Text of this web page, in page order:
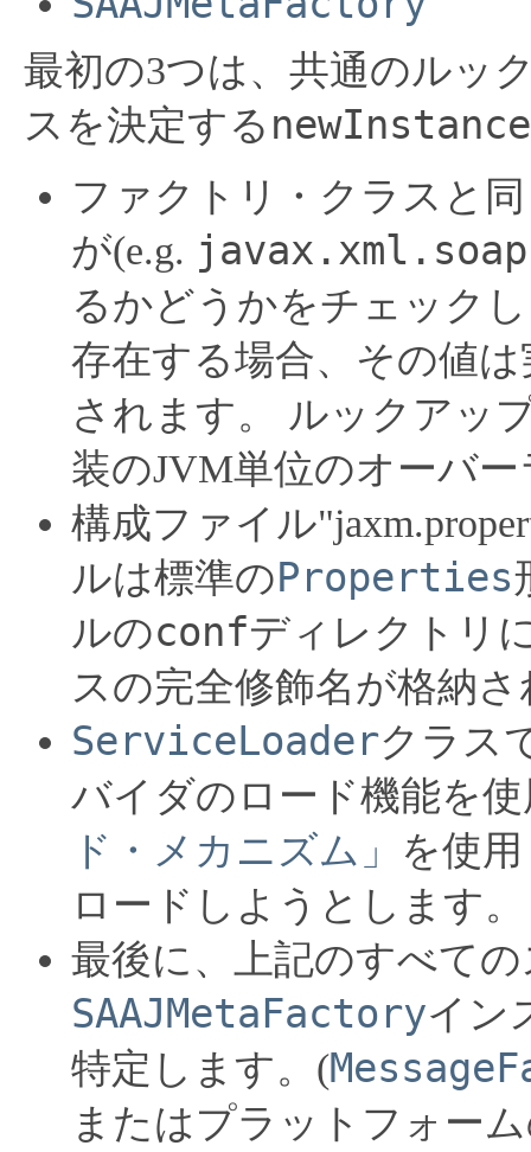
最初の3つは、共通のルッ
スを決定する
ファクトリ・クラスと
が(e.g.
るかどうかをチェック
存在する場合、その値
されます。
ルックアッ
装のJVM単位のオーバ
構成ファイル
ルは標準のProperties
ルのconfディレクトリ
スの完全修飾名が格納
ServiceLoaderクラス
バイダのロード機能を
ド・メカニズム」
を使
ロードしようとします。
最後に、上記のすべて
SAAJMetaFactoryイン
特定します。(
またはプラットフォー